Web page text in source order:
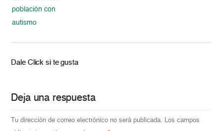
población con
autismo
Dale Click si te gusta
Deja una respuesta
Tu dirección de correo electrónico no será publicada. Los campos